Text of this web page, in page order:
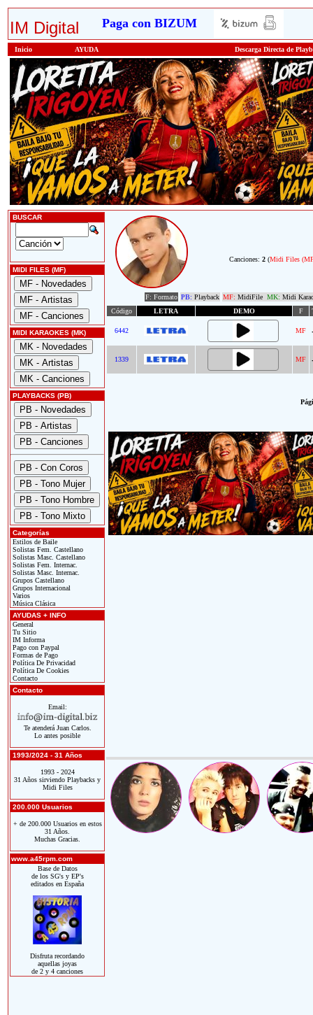
IM Digital Paga con BIZUM
Inicio AYUDA Descarga Directa de
BUSCAR
MIDI FILES (MF)
MIDI KARAOKES (MK)
PLAYBACKS (PB)
Categorías
Estilos de Baile
Solistas Fem. Castellano
Solistas Masc. Castellano
Solistas Fem. Internac.
Solistas Masc. Internac.
Grupos Castellano
Grupos Internacional
Varios
Música Clásica
AYUDAS + INFO
General
Tu Sitio
IM Informa
Pago con Paypal
Formas de Pago
Política De Privacidad
Política De Cookies
Contacto
Contacto
Email:
Te atenderá Juan Carlos.
Lo antes posible
1993/2024 - 31 Años
1993 - 2024
31 Años sirviendo Playbacks y
Midi Files
200.000 Usuarios
+ de 200.000 Usuarios en estos
31 Años.
Muchas Gracias.
www.a45rpm.com
Base de Datos
de los SG's y EP's
editados en España
Disfruta recordando
aquellas joyas
de 2 y 4 canciones
Canciones: 2 (Midi Files
F: Formato PB: Playback MF: MidiFile MK: Midi
Código
LETRA DEMO F
6442 MF
1339 MF